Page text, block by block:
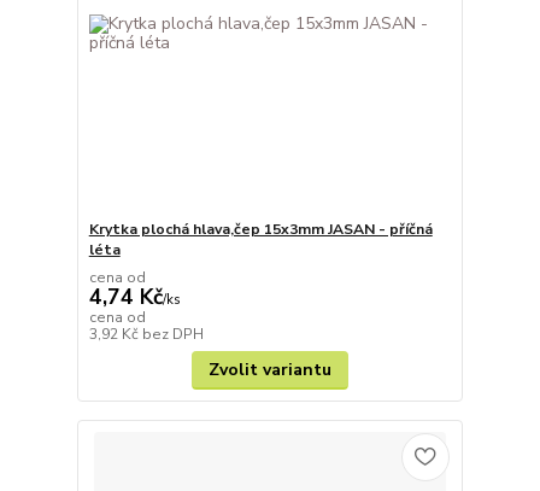
Krytka plochá hlava,čep 15x3mm JASAN - příčná
léta
cena od
4,74 Kč/ks
cena od
3,92 Kč bez DPH
Zvolit variantu